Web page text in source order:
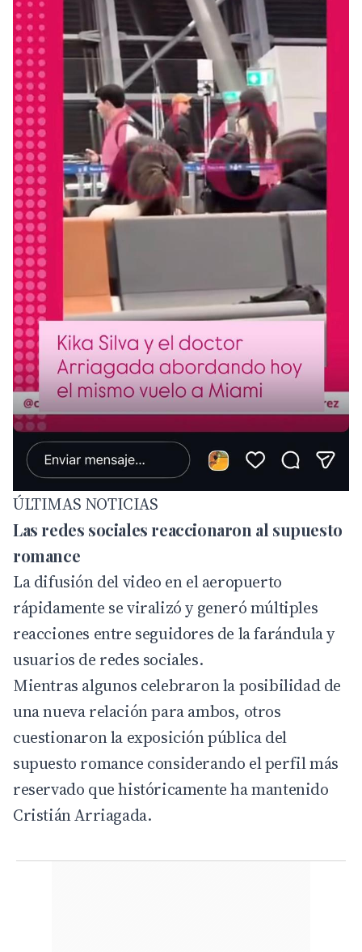
ÚLTIMAS NOTICIAS
Las redes sociales reaccionaron al supuesto
romance
La difusión del video en el aeropuerto
rápidamente se viralizó y generó múltiples
reacciones entre seguidores de la farándula y
usuarios de redes sociales.
Mientras algunos celebraron la posibilidad de
una nueva relación para ambos, otros
cuestionaron la exposición pública del
supuesto romance considerando el perfil más
reservado que históricamente ha mantenido
Cristián Arriagada.